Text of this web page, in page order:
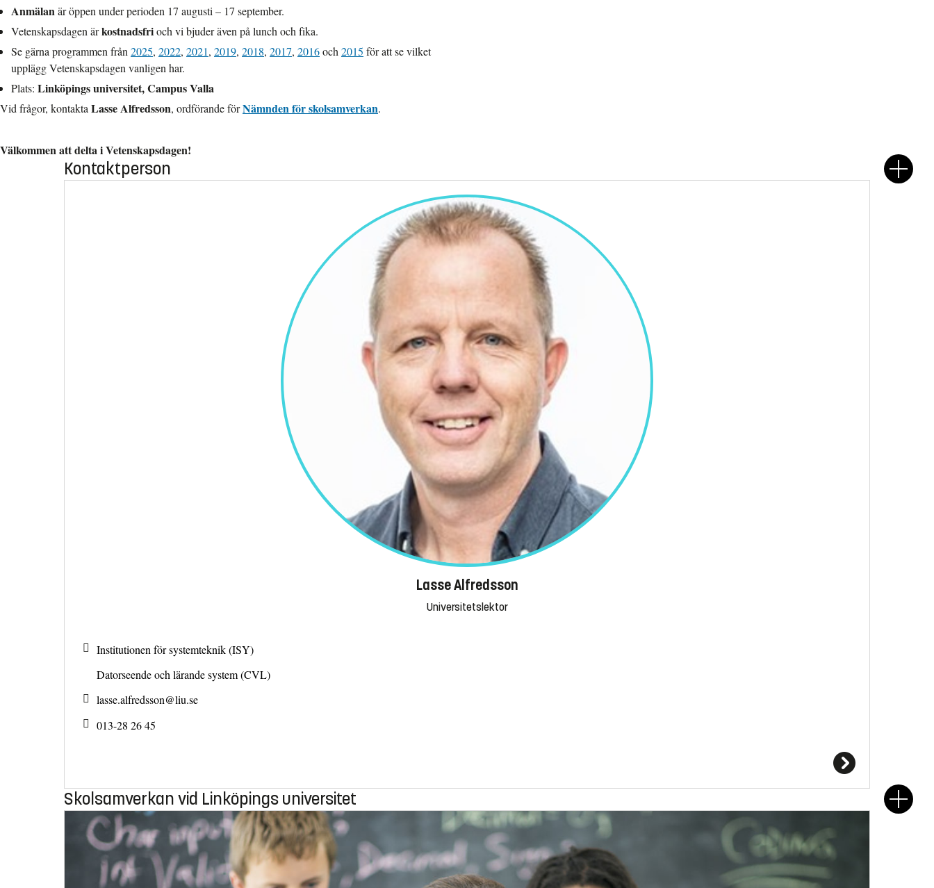
Anmälanär öppen under perioden 17 augusti – 17 september.
Vetenskapsdagen ärkostnadsfrioch vi bjuder även på lunch och fika.
Se gärna programmen från 2025, 2022, 2021, 2019, 2018, 2017, 2016och 2015 för att se vilket
upplägg Vetenskapsdagen vanligen har.
Plats: Linköpings universitet, Campus Valla
Vid frågor, kontakta Lasse Alfredsson, ordförande förNämnden för skolsamverkan.
Välkommen att delta i Vetenskapsdagen!
Kontaktperson
Lasse Alfredsson
Universitetslektor
Institutionen för systemteknik (ISY)
Datorseende och lärande system (CVL)
lasse.alfredsson@liu.se
013-28 26 45
Skolsamverkan vid Linköpings universitet